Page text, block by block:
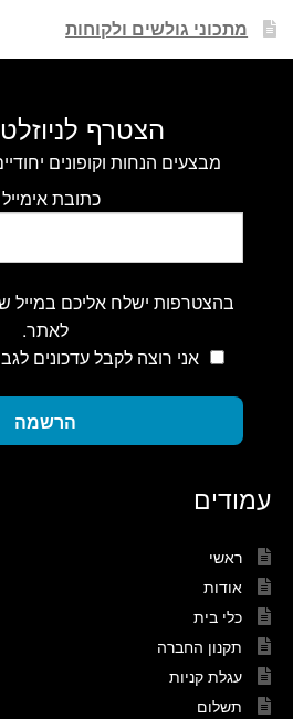
מתכוני גולשים ולקוחות
הצטרף
מבצעים הנחות וקופונים
כתובת
בהצטרפות ישלח אליכם
לאתר.
אני רוצה לקבל עדכונים
הרשמה
עמודים
ראשי
אודות
כלי בית
תקנון החברה
עגלת קניות
תשלום